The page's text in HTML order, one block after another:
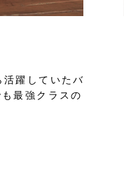
活躍していたバ
最強クラスの